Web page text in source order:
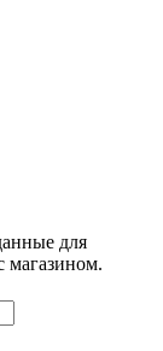
для
магазином.